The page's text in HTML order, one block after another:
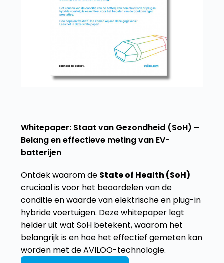
Whitepaper: Staat van Gezondheid (SoH) –
Belang en effectieve meting van EV-
batterijen
Ontdek waarom de State of Health (SoH)
cruciaal is voor het beoordelen van de
conditie en waarde van elektrische en plug-in
hybride voertuigen. Deze whitepaper legt
helder uit wat SoH betekent, waarom het
belangrijk is en hoe het effectief gemeten kan
worden met de AVILOO-technologie.